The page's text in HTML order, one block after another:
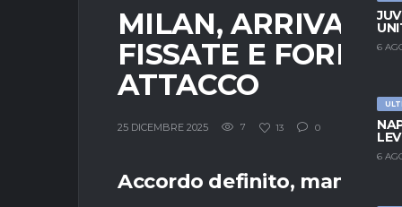
6
6
MILAN, ARRIVA
FISSATE E
ATTACCO
25 DICEMBRE 2025 7 13 0
Accordo definito, manca